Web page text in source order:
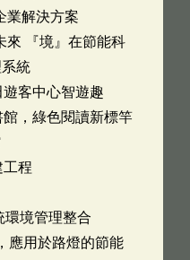
業解決方案
來 『境』在節能科
統
客中心智遊趣
，綠色閱讀新標竿
工程
環境管理整合
應用於路燈的節能